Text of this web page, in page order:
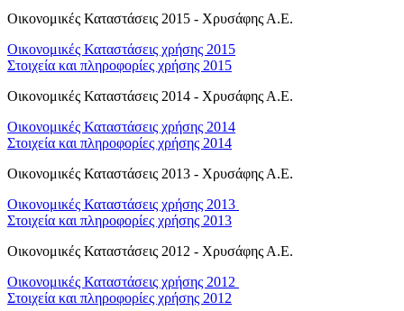
Οικονομικές Καταστάσεις 2015 - Χρυσάφης Α.Ε.
Οικονομικές Καταστάσεις χρήσης 2015
Στοιχεία και πληροφορίες χρήσης 2015
Οικονομικές Καταστάσεις 2014 - Χρυσάφης Α.Ε.
Οικονομικές Καταστάσεις χρήσης 2014
Στοιχεία και πληροφορίες χρήσης 2014
Οικονομικές Καταστάσεις 2013 - Χρυσάφης Α.Ε.
Οικονομικές Καταστάσεις χρήσης 2013
Στοιχεία και πληροφορίες χρήσης 2013
Οικονομικές Καταστάσεις 2012 - Χρυσάφης Α.Ε.
Οικονομικές Καταστάσεις χρήσης 2012
Στοιχεία και πληροφορίες χρήσης 2012